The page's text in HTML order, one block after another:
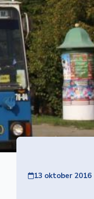
13 oktober 2016